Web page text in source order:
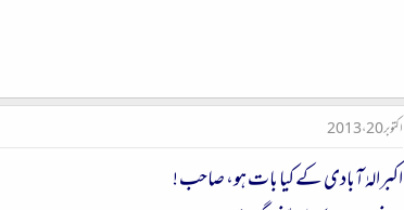
اکتوبر 20، 2013
اکبرالہٰ آبادی کے کیا بات ہو، صاحب !